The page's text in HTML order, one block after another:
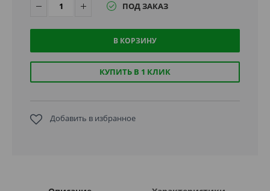
ПОД ЗАКАЗ
В КОРЗИНУ
КУПИТЬ В 1 КЛИК
Добавить в избранное